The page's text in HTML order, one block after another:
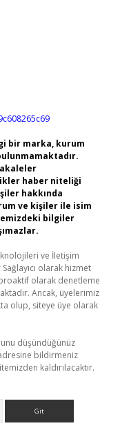
bir marka, kurum
haber niteliği
hakkında
ve kişiler ile isim
bilgiler
ve İletişim
olarak hizmet
olarak denetleme
Ancak, üyelerimiz
olup, siteye üye olarak
düşündüğünüz
bildirmeniz
kaldırılacaktır.